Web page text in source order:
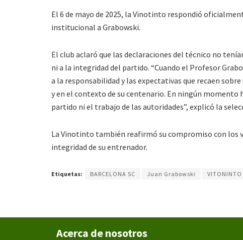
El 6 de mayo de 2025, la Vinotinto respondió
institucional a Grabowski.
El club aclaró que las declaraciones del técnico no
ni a la integridad del partido. “Cuando el Profesor
a la responsabilidad y las expectativas que recaen
y en el contexto de su centenario. En ningún
partido ni el trabajo de las autoridades”, explicó la
La Vinotinto también reafirmó su compromiso con los
integridad de su entrenador.
Etiquetas: BARCELONA SC Juan Grabowski VITONINTO
Acerca de nosotros